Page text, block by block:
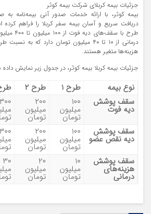
جزئیات بیمه کربلای شرکت بیمه کوثر
بیمه کوثر، با ارائه خدمات صدور آنی بیمه‌نامه به
دریافت سریع و آسان بیمه سفر کربلا را فراهم
طرح با
درمانی از ۱۰ تا ۴۰ میلیون تومان دارد که
هزینه‌ها متغیر هستند.
جزئیات بیمه کربلا بیمه کوثر، در جدول زیر نمایش
نوع بیمه طرح ۱ طرح ۲
سقف پوشش
دیه فوت
۱۰۰
میلیون
تومان
۲۰۰
میلیون
تومان
۳۰۰
سقف پوشش
دیه نقص عضو
۱۰۰
میلیون
تومان
۲۰۰
میلیون
تومان
۳۰۰
سقف پوشش
هزینه‌های
درمانی
۱۰
میلیون
تومان
۲۰
میلیون
تومان
۳۰